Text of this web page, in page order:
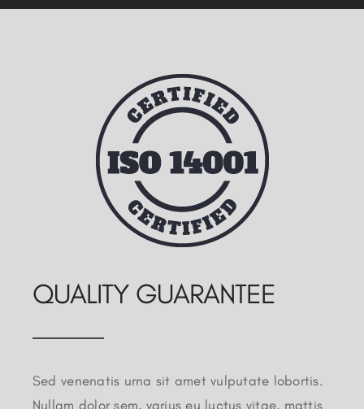
QUALITY GUARANTEE
Sed venenatis urna sit amet vulputate lobortis.
Nullam dolor sem, varius eu luctus vitae, mattis